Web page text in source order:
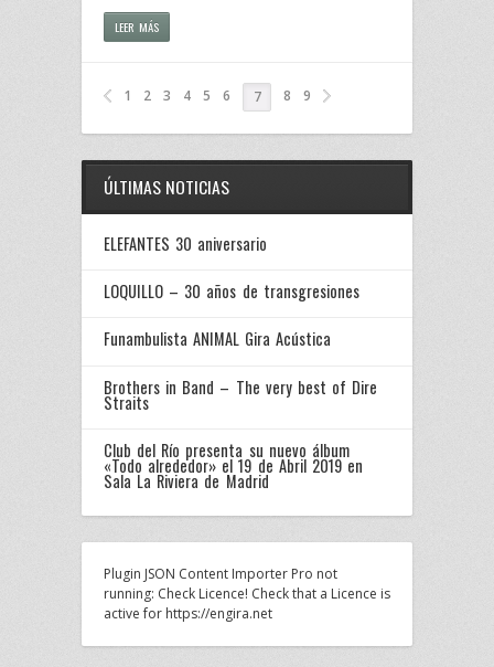
LEER MÁS
1 2 3 4 5 6 7 8 9
ÚLTIMAS NOTICIAS
ELEFANTES 30 aniversario
LOQUILLO – 30 años de transgresiones
Funambulista ANIMAL Gira Acústica
Brothers in Band – The very best of Dire
Straits
Club del Río presenta su nuevo álbum
«Todo alrededor» el 19 de Abril 2019 en
Sala La Riviera de Madrid
Plugin JSON Content Importer Pro not
running: Check Licence! Check that a Licence is
active for https://engira.net